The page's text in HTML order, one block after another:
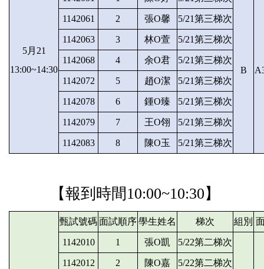
5月21
13:00~14:30
B
1142061 2 張O馨 5/21第三梯次
1142063 3 林O萱 5/21第三梯次
1142068 4 余O君 5/21第三梯次
1142072 5 趙O潔 5/21第三梯次
1142078 6 鍾O臻 5/21第三梯次
1142079 7 王O翎 5/21第三梯次
1142083 8 陳O玉 5/21第三梯次
【報到時間10:00~10:30】
甄試號碼面試順序學生姓名 梯次 組別
1142010 1 張O凱 5/22第二梯次
1142012 2 陳O嘉 5/22第二梯次